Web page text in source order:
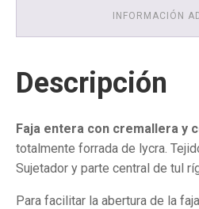
INFORMACIÓN
Descripción
Faja entera con cremallera y
totalmente forrada de lycra.
Sujetador y parte central de tul
Para facilitar la abertura de la